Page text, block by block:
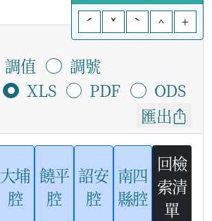
ˊ
ˇ ˋ ^ +
調值
調號
XLS
PDF
ODS
匯出
大埔
腔
饒平
腔
詔安
腔
南四
縣腔
回檢
索清
單